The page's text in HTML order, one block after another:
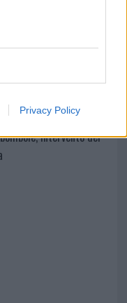
Privacy Policy
la vicesindaco:
a fuoco due furgoni
intervento dei